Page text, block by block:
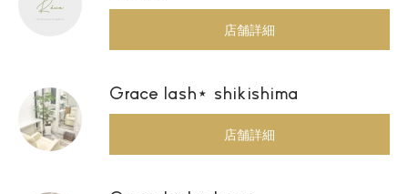
店舗詳細
Grace lash⋆ shikishima
店舗詳細